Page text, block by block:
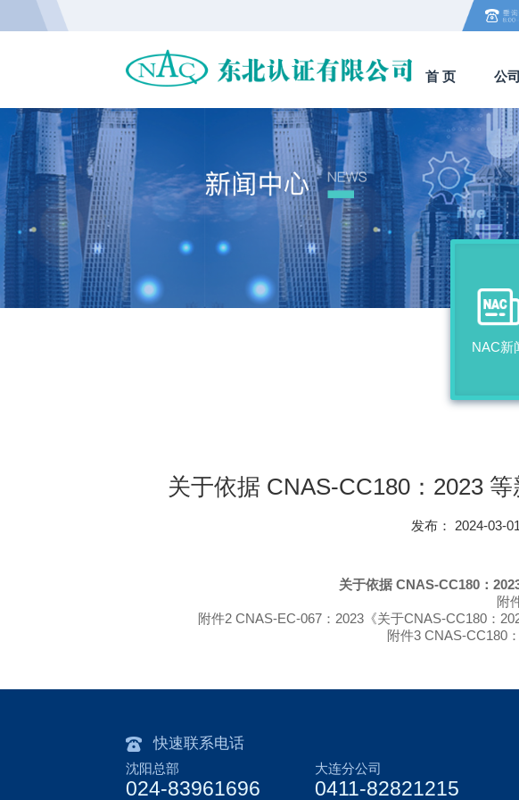
首 页 公
NAC新
关于依据 CNAS-CC180：2023
发布： 2024-03-
关于依据 CNAS-CC180：
附
附件2 CNAS-EC-067：2023《关于CNAS-CC180：
附件3 CNAS-CC180
快速联系电话
沈阳总部
024-83961696
大连分公司
0411-82821215